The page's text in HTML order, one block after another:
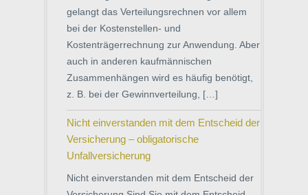
gelangt das Verteilungsrechnen vor allem
bei der Kostenstellen- und
Kostenträgerrechnung zur Anwendung. Aber
auch in anderen kaufmännischen
Zusammenhängen wird es häufig benötigt,
z. B. bei der Gewinnverteilung, […]
Nicht einverstanden mit dem Entscheid der
Versicherung – obligatorische
Unfallversicherung
Nicht einverstanden mit dem Entscheid der